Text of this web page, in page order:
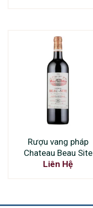
Rượu vang pháp
Chateau Beau Site
Liên Hệ